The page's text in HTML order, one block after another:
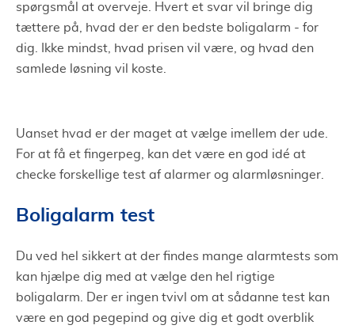
spørgsmål at overveje. Hvert et svar vil bringe dig
tættere på, hvad der er den bedste boligalarm - for
dig. Ikke mindst, hvad prisen vil være, og hvad den
samlede løsning vil koste.
Uanset hvad er der maget at vælge imellem der ude.
For at få et fingerpeg, kan det være en god idé at
checke forskellige test af alarmer og alarmløsninger.
Boligalarm test
Du ved hel sikkert at der findes mange alarmtests som
kan hjælpe dig med at vælge den hel rigtige
boligalarm. Der er ingen tvivl om at sådanne test kan
være en god pegepind og give dig et godt overblik